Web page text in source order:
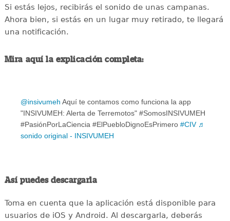
Si estás lejos, recibirás el sonido de unas campanas.
Ahora bien, si estás en un lugar muy retirado, te llegará
una notificación.
Mira aquí la explicación completa:
@insivumeh Aquí te contamos como funciona la app
"INSIVUMEH: Alerta de Terremotos" #SomosINSIVUMEH
#PasiónPorLaCiencia #ElPuebloDignoEsPrimero #CIV ♬
sonido original - INSIVUMEH
Así puedes descargarla
Toma en cuenta que la aplicación está disponible para
usuarios de iOS y Android. Al descargarla, deberás